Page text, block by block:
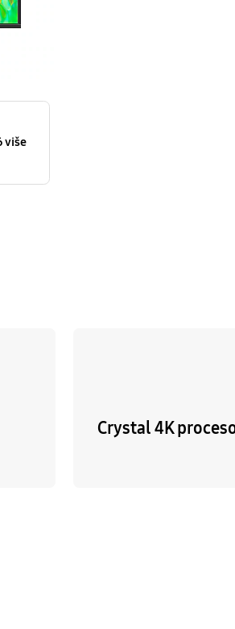
više
Crystal 4K